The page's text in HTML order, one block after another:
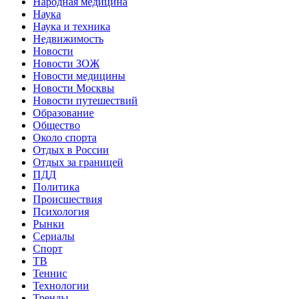
Наука
Наука и техника
Недвижимость
Новости
Новости ЗОЖ
Новости медицины
Новости Москвы
Новости путешествий
Образование
Общество
Около спорта
Отдых в России
Отдых за границей
ПДД
Политика
Происшествия
Психология
Рынки
Сериалы
Спорт
ТВ
Теннис
Технологии